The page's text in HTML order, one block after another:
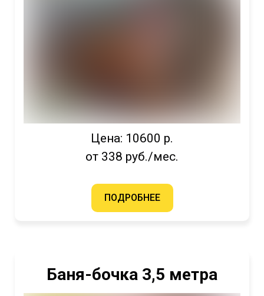
Цена: 10600 р.
от 338 руб./мес.
ПОДРОБНЕЕ
Баня-бочка 3,5 метра